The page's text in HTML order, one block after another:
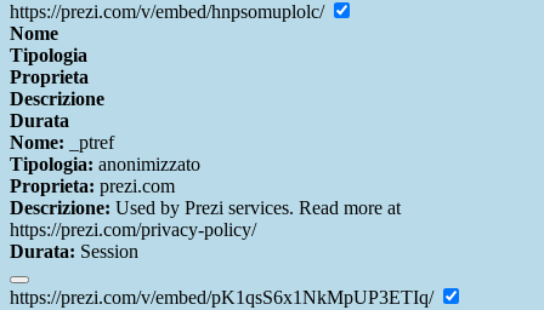
https://prezi.com/v/embed/hnpsomuplolc/
Nome
Tipologia
Proprieta
Descrizione
Durata
Nome: _ptref
Tipologia: anonimizzato
Proprieta: prezi.com
Descrizione: Used by Prezi services. Read more at
https://prezi.com/privacy-policy/
Durata: Session
https://prezi.com/v/embed/pK1qsS6x1NkMpUP3ETIq/